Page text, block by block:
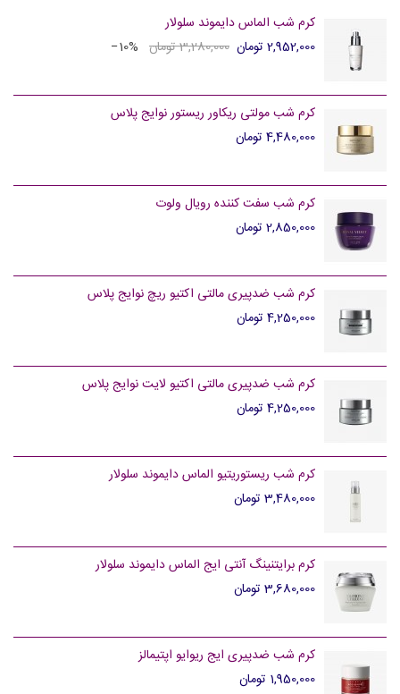
کرم شب الماس دایموند سلولار
2,952,000 تومان
3,280,000 تومان ‎−10%
کرم شب مولتی ریکاور ریستور نوایج پلاس
4,480,000 تومان
کرم شب سفت کننده رویال ولوت
2,850,000 تومان
کرم شب ضدپیری مالتی اکتیو ریچ نوایج پلاس
4,250,000 تومان
کرم شب ضدپیری مالتی اکتیو لایت نوایج پلاس
4,250,000 تومان
کرم شب ریستوریتیو الماس دایموند سلولار
3,480,000 تومان
کرم برایتنینگ آنتی ایج الماس دایموند سلولار
3,680,000 تومان
کرم شب ضدپیری ایج ریوایو اپتیمالز
1,950,000 تومان